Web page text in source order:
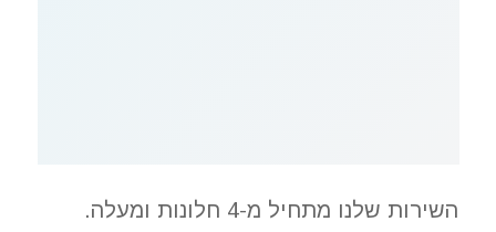
השירות שלנו מתחיל מ-4 חלונות ומעלה.